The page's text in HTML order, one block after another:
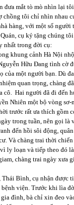
mắt tò mò nhìn lại tôi
chồng tôi chỉ nhìn nhau
với một số người
cụ ký tặng chúng
nhất trong đời cụ:
cảnh Hà Nội
Hữu Đang tình cờ
của một người bạn. Dù
quan trọng, chàng
cô. Hai người đã đi đến
Nhiên một bộ vòng sơ-
trước rất ưa thích gồm
trong tuần, nên gọi là
hồi sôi động, quân
Và chàng trai thời
ly loạn và tiếp theo đó
chàng trai ngày xưa
Bình, cụ nhận được
viện. Trước khi lìa
đình, bà chỉ xin đeo